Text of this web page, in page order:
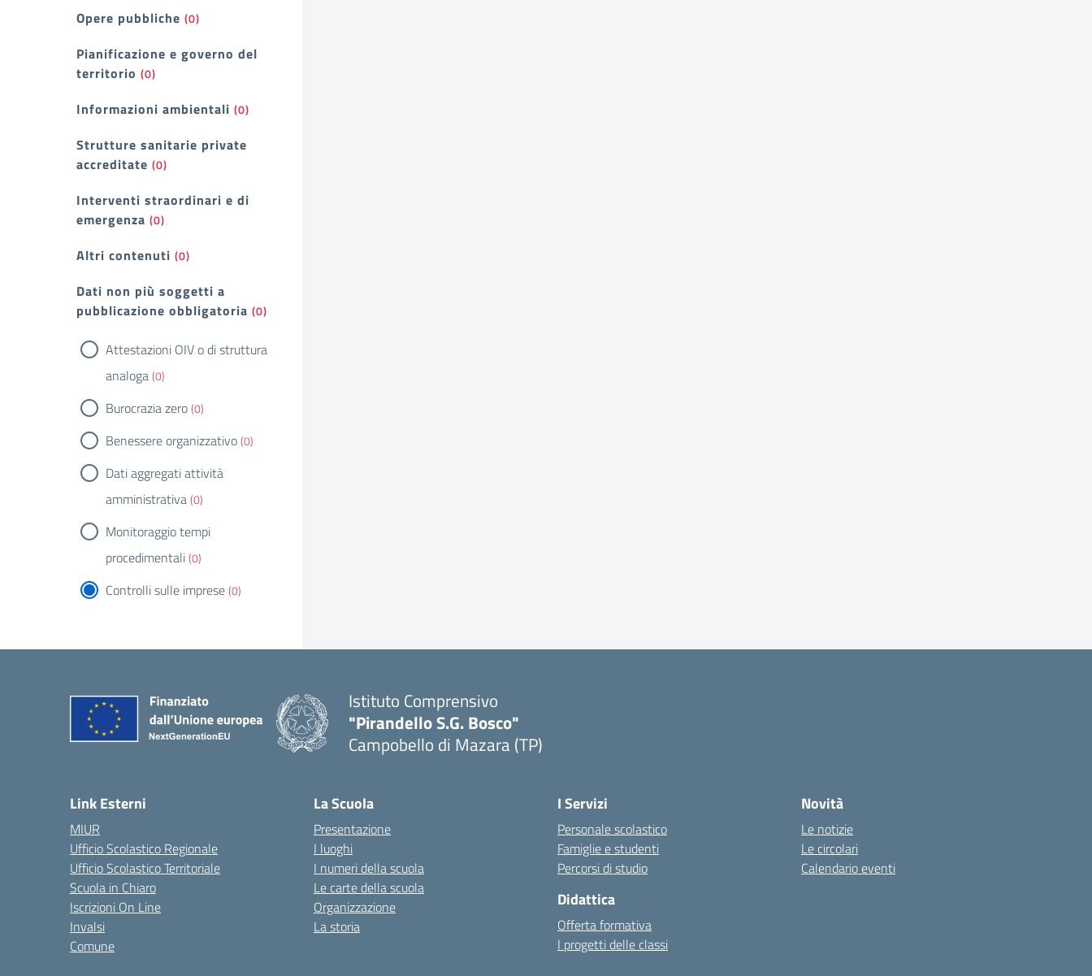
Opere pubbliche (0)
Pianificazione e governo del
territorio (0)
Informazioni ambientali (0)
Strutture sanitarie private
accreditate (0)
Interventi straordinari e di
emergenza (0)
Altri contenuti (0)
Dati non più soggetti a
pubblicazione obbligatoria (0)
Attestazioni OIV o di struttura
analoga(0)
Burocrazia zero(0)
Benessere organizzativo(0)
Dati aggregati attività
amministrativa(0)
Monitoraggio tempi
procedimentali(0)
Controlli sulle imprese(0)
Istituto Comprensivo
"Pirandello S.G. Bosco"
Campobello di Mazara (TP)
Link Esterni
MIUR
Ufficio Scolastico Regionale
Ufficio Scolastico Territoriale
Scuola in Chiaro
Iscrizioni On Line
Invalsi
Comune
La Scuola
Presentazione
I luoghi
I numeri della scuola
Le carte della scuola
Organizzazione
La storia
I Servizi
Personale scolastico
Famiglie e studenti
Percorsi di studio
Didattica
Offerta formativa
I progetti delle classi
Novità
Le notizie
Le circolari
Calendario eventi